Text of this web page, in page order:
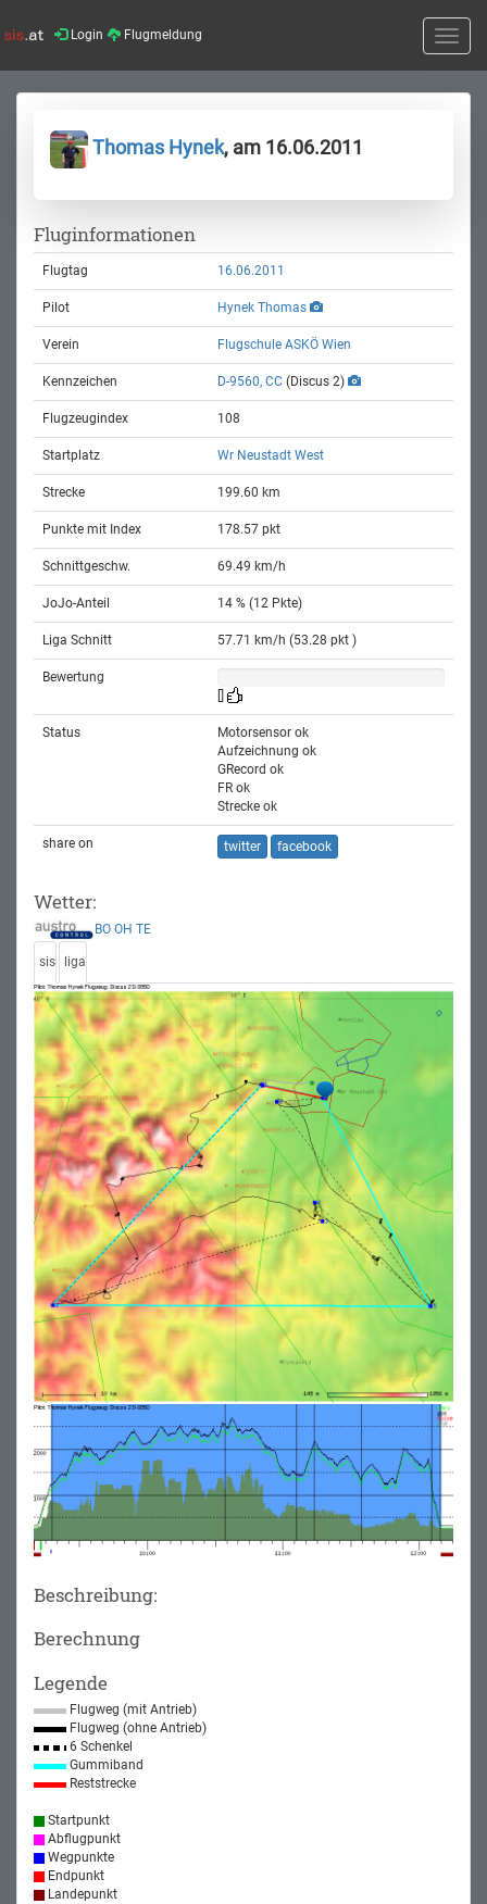
Login Flugmeldung
Toggle
Thomas Hynek, am 16.06.2011
Fluginformationen
Flugtag 16.06.2011
Pilot Hynek Thomas
Verein Flugschule ASKÖ Wien
Kennzeichen D-9560, CC (Discus 2)
Flugzeugindex 108
Startplatz Wr Neustadt West
Strecke 199.60 km
Punkte mit Index 178.57 pkt
Schnittgeschw. 69.49 km/h
JoJo-Anteil 14 % (12 Pkte)
Liga Schnitt 57.71 km/h (53.28 pkt )
Bewertung
Status
Motorsensor ok
Aufzeichnung ok
GRecord ok
FR ok
Strecke ok
share on twitter facebook
Wetter:
BO OH TE
sis liga
Beschreibung:
Berechnung
Legende
Flugweg (mit Antrieb)
Flugweg (ohne Antrieb)
6 Schenkel
Gummiband
Reststrecke
Startpunkt
Abflugpunkt
Wegpunkte
Endpunkt
Landepunkt